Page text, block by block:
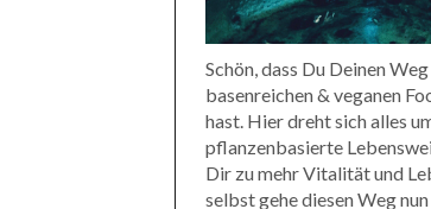
Schön, dass Du Deinen
basenreichen & veganen
hast. Hier dreht sich alles
pflanzenbasierte
Dir zu mehr Vitalität und
selbst gehe diesen Weg